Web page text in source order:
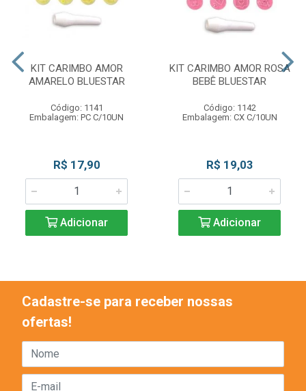
KIT CARIMBO AMOR
AMARELO BLUESTAR
Código: 1141
Embalagem: PC C/10UN
R$ 17,90
Adicionar
KIT CARIMBO AMOR ROSA
BEBÊ BLUESTAR
Código: 1142
Embalagem: CX C/10UN
R$ 19,03
Adicionar
Cadastre-se para receber nossas
ofertas!